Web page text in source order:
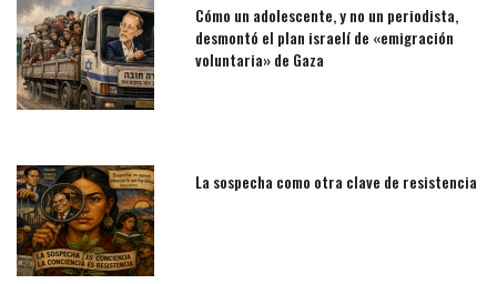
Cómo un adolescente, y no un periodista,
desmontó el plan israelí de «emigración
voluntaria» de Gaza
La sospecha como otra clave de resistencia